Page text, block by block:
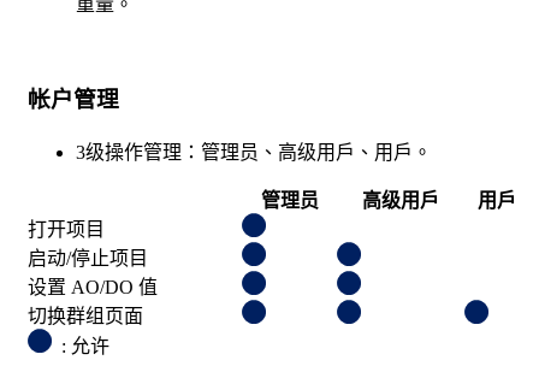
重量。
帐户管理
3级操作管理：管理员、高级用戶、用戶。
管理员 高级用戶
用戶
打开项目
启动/停止项目
设置 AO/DO 值
切换群组页面
: 允许